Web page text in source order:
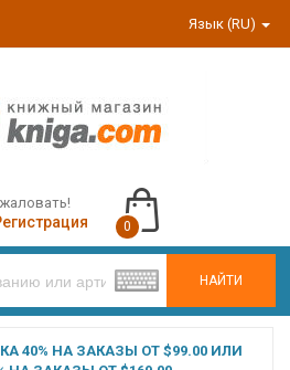
Язык (RU)
НАЙТИ
0
40% НА ЗАКАЗЫ ОТ $99.00 ИЛИ